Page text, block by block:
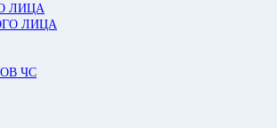
ЛИЦА
ЛИЦА
ЧС